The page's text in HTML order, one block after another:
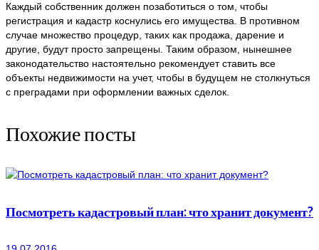
Каждый собственник должен позаботиться о том, чтобы
регистрация и кадастр коснулись его имущества. В противном
случае множество процедур, таких как продажа, дарение и
другие, будут просто запрещены. Таким образом, нынешнее
законодательство настоятельно рекомендует ставить все
объекты недвижимости на учет, чтобы в будущем не столкнуться
с преградами при оформлении важных сделок.
Похожие посты
Посмотреть кадастровый план: что хранит документ?